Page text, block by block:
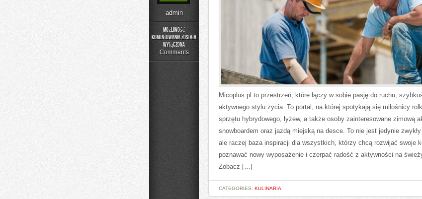
admin
Możliwość
komentowania
Bezpieczeństwo
Ochrona
została
wyłączona
Comments
Micoplus.pl to przestrzeń, które łączy w sobie pasję do ruchu,
aktywnego stylu życia. To portal, na której spotykają się miłośnicy
sprzętu hybrydowego, łyżew, a także osoby zainteresowane zimową
snowboardem oraz jazdą miejską na desce. To nie jest jedynie
ale raczej baza inspiracji dla wszystkich, którzy chcą rozwijać swoje
poznawać nowy wyposażenie i czerpać radość z aktywności na
Zobacz […]
CATEGORIES: KULINARIA